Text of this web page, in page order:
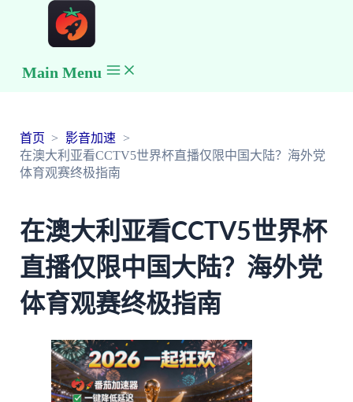
Main Menu
首页
影音加速
在澳大利亚看CCTV5世界杯直播仅限中国大陆？海外党
体育观赛终极指南
在澳大利亚看CCTV5世界杯
直播仅限中国大陆？海外党
体育观赛终极指南